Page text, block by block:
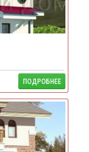
ПОДРОБНЕЕ